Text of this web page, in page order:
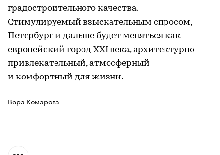
градостроительного качества.
Стимулируемый взыскательным спросом,
Петербург и дальше будет меняться как
европейский город XXI века, архитектурно
привлекательный, атмосферный
и комфортный для жизни.
Вера Комарова